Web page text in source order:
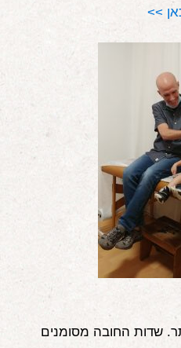
>>
שדות החובה מסומנים